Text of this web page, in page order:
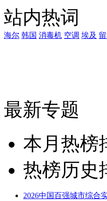
站内热词
海尔 韩国 消毒机 空调 埃及
最新专题
本月热榜
热榜历史
2026中国百强城市综合